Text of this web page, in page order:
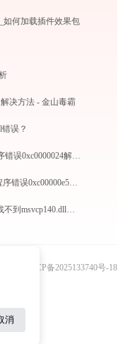
如何加载插件效果包
决方法 - 金山毒霸
误？
金山毒霸PDF阅读器dbpdf.exe应用程序错误0xc0000024解决方法
Windows资源管理器explorer.exe应用程序错误0xc00000e5解决方法
爱奇艺网络加速器 打开QyKernel.exe找不到msvcp140.dll怎么办
司
京ICP备2025133740号-18
众号
消